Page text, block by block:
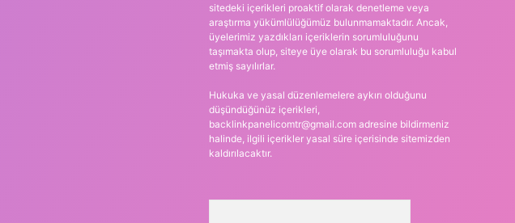
sitedeki içerikleri proaktif olarak denetleme veya
araştırma yükümlülüğümüz bulunmamaktadır. Ancak,
üyelerimiz yazdıkları içeriklerin sorumluluğunu
taşımakta olup, siteye üye olarak bu sorumluluğu kabul
etmiş sayılırlar.
Hukuka ve yasal düzenlemelere aykırı olduğunu
düşündüğünüz içerikleri,
backlinkpanelicomtr@gmail.comadresine bildirmeniz
halinde, ilgili içerikler yasal süre içerisinde sitemizden
kaldırılacaktır.